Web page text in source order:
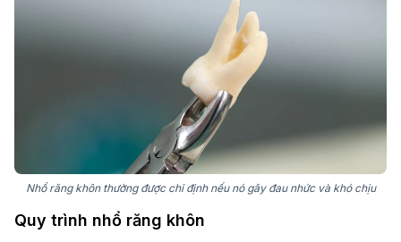
Nhổ răng khôn thường được chỉ định nếu nó gây đau nhức và khó chịu
Quy trình nhổ răng khôn